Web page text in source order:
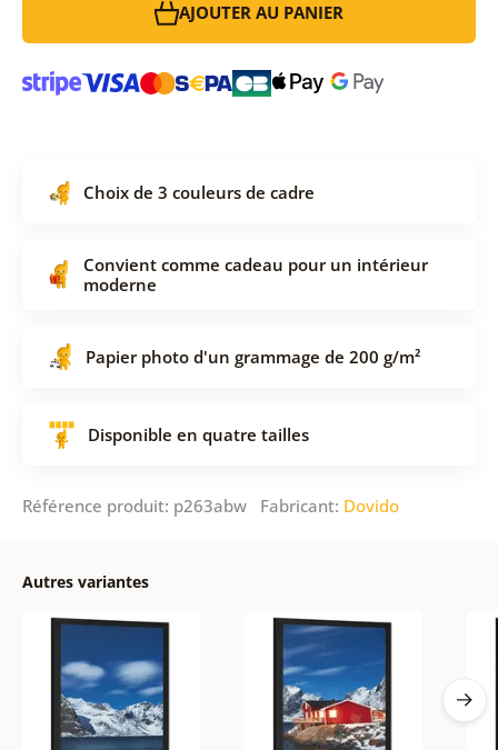
AJOUTER AU PANIER
Choix de 3 couleurs de cadre
Convient comme cadeau pour un intérieur
moderne
Papier photo d'un grammage de 200 g/m²
Disponible en quatre tailles
Référence produit: p263abw Fabricant: Dovido
Autres variantes